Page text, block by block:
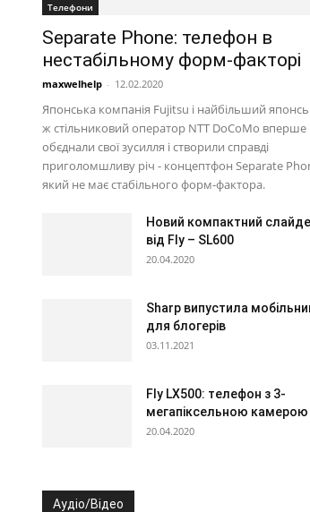
Телефони
Separate Phone: телефон в
нестабільному форм-факторі
maxwelhelp - 12.02.2020
Японська компанія Fujitsu і найбільший
ж стільниковий оператор NTT DoCoMo вперше
обєднали свої зусилля і створили справді
приголомшливу річ - концептфон Separate
який не має стабільного форм-фактора.
Новий компактний
від Fly – SL600
20.04.2020
Sharp випустила
для блогерів
03.11.2021
Fly LX500: телефон з 3-
мегапіксельною камерою
20.04.2020
Аудіо/Відео